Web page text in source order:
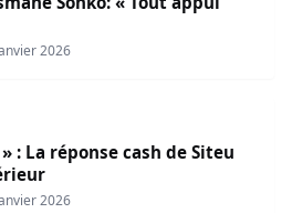
2026
: La réponse cash de Siteu
2026